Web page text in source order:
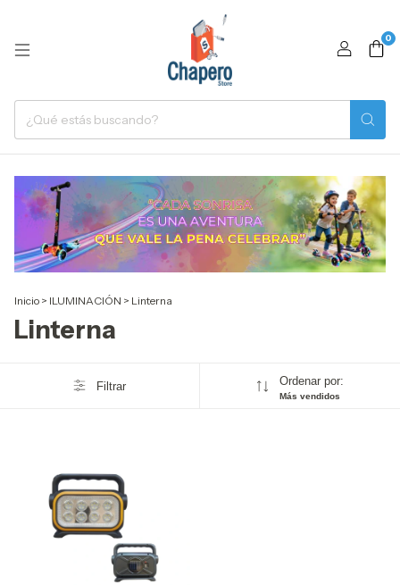
0
Inicio > ILUMINACIÓN > Linterna
Linterna
Filtrar Ordenar por:
Más vendidos